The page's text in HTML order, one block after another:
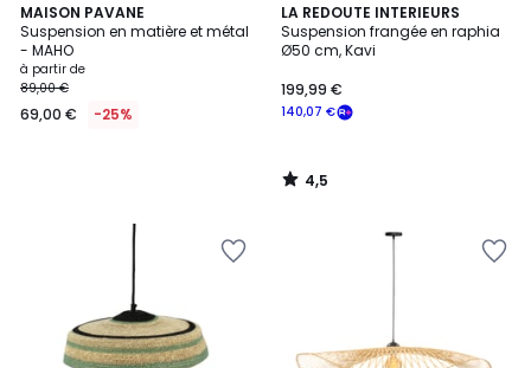
MAISON PAVANE
Suspension en matière et métal
- MAHO
à partir de
89,00 €
69,00 € -25%
LA REDOUTE INTERIEURS
Suspension frangée en raphia
Ø50 cm, Kavi
140,07 €
199,99 €
4,5
/ 5
4,5
/